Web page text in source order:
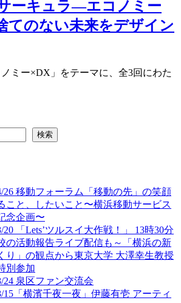
ーキュラ―エコノミー
てのない未来をデザイン
ノミー×DX」をテーマに、全3回にわた
検索
26 移動フォーラム「移動の先」の笑顔
こと、したいこと〜横浜移動サービス
念企画〜
20 「Lets’ツルスイ大作戦！」 13時30分
の活動報告ライブ配信も～「横浜の新
り」の観点から東京大学 大澤幸生教授
別参加
24 泉区ファン交流会
15「横濱千夜一夜」伊藤有壱 アーティ